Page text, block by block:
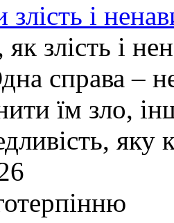
і
як злість і
справа –
їм зло,
яку